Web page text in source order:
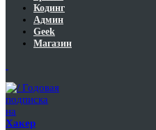
Кодинг
Админ
Geek
Магазин
Годовая
подписка
на
Хакер